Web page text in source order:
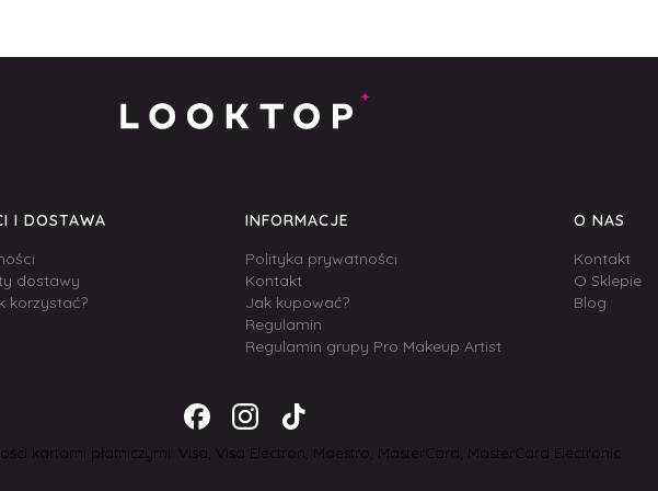
I DOSTAWA
dostawy
korzystać?
INFORMACJE
Polityka prywatności
Kontakt
Jak kupować?
Regulamin
Regulamin grupy Pro Makeup Artist
O NAS
Kontakt
O Sklepie
Blog
kartami płatniczymi: Visa, Visa Electron, Maestro, MasterCard, MasterCard Electronic.